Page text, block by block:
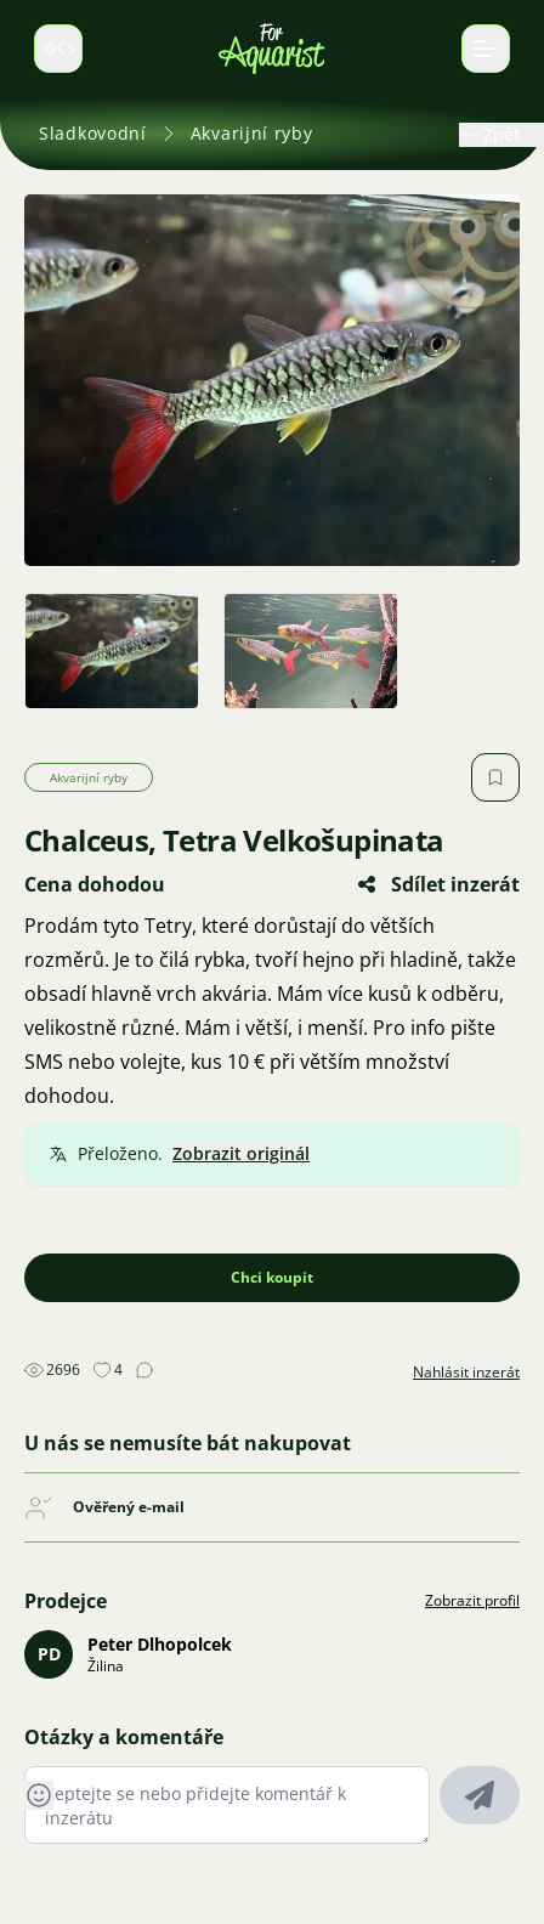
Select language
Sladkovodní Akvarijní ryby
Akvarijní ryby
Chalceus, Tetra Velkošupinata
Cena dohodou
Sdílet inzerát
Prodám tyto Tetry, které dorůstají do větších
rozměrů. Je to čilá rybka, tvoří hejno při hladině, takže
obsadí hlavně vrch akvária. Mám více kusů k odběru,
velikostně různé. Mám i větší, i menší. Pro info pište
SMS nebo volejte, kus 10 € při větším množství
dohodou.
Přeloženo. Zobrazit originál
Chci koupit
2696 4 Nahlásit inzerát
U nás se nemusíte bát nakupovat
Ověřený e-mail
Prodejce Zobrazit profil
PD Peter Dlhopolcek
Žilina
Otázky a komentáře